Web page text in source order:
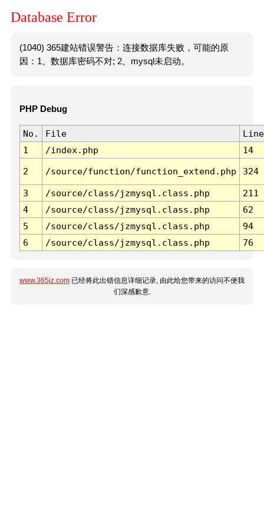
Database Error
(1040) 365建站错误警告：连接数据库失败，可能的原
因：1、数据库密码不对; 2、mysql未启动。
PHP Debug
No. File
Line
1
/index.php 14
2 /source/function/function_extend.php 324
3 /source/class/jzmysql.class.php
211
4
/source/class/jzmysql.class.php
62
5
/source/class/jzmysql.class.php
94
6
/source/class/jzmysql.class.php 76
www.365jz.com 已经将此出错信息详细记录, 由此给您带来的访问不便我
们深感歉意.